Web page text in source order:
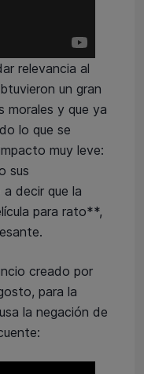
relevancia al
un gran
morales y que ya
lo que se
muy leve:
sus
decir que la
para rato**,
creado por
para la
la negación de